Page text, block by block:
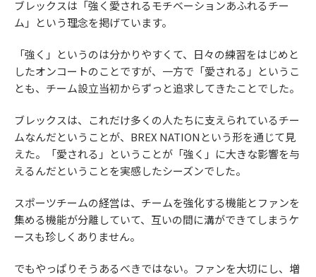
ブレックスは「強く愛されるモチベーションあふれるチー
ム」という理念を掲げています。
「強く」というのは分かりやすくて、日々の練習をはじめと
したオンコートのことですが、一方で「愛される」というこ
とも、チーム設立当初からずっと追求してきたことでした。
ブレックスは、これだけ多くの人たちに支えられているチー
ムなんだということが、BREX NATIONという形を通じて見
えた。「愛される」ということが「強く」に大きな影響を与
えるんだということを実感したシーズンでした。
スポーツチームの経営は、チームを強化する機能とファンを
集める機能が分離していて、互いの間に溝ができてしまうケ
ースも珍しくありません。
でもやっぱりそうあるべきではない。ファンを大切にし、増